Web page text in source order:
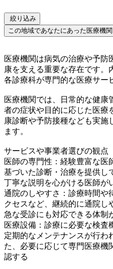
絞り込み
この地域であなたにあった医療機
医療機関は病気の治療や予防
康を支える重要な存在です。
各診療科が専門的な医療サー
医療機関では、日常的な健康
者の症状や目的に応じた医療
康診断や予防接種なども実施
ます。
サービスや事業者選びの観点
医師の専門性：経験豊富な医
基づいた診断・治療を提供し
丁寧な説明を心がける医師が
通院のしやすさ：診療時間や
クセスなど、継続的に通院し
急な受診にも対応できる体制
医療設備：診療に必要な検査
定期的なメンテナンスが行わ
た、必要に応じて専門医療機
認する